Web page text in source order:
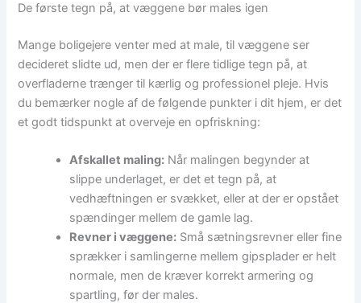
De første tegn på, at væggene bør males igen
Mange boligejere venter med at male, til væggene ser
decideret slidte ud, men der er flere tidlige tegn på, at
overfladerne trænger til kærlig og professionel pleje. Hvis
du bemærker nogle af de følgende punkter i dit hjem, er det
et godt tidspunkt at overveje en opfriskning:
Afskallet maling: Når malingen begynder at
slippe underlaget, er det et tegn på, at
vedhæftningen er svækket, eller at der er opstået
spændinger mellem de gamle lag.
Revner i væggene: Små sætningsrevner eller fine
sprækker i samlingerne mellem gipsplader er helt
normale, men de kræver korrekt armering og
spartling, før der males.